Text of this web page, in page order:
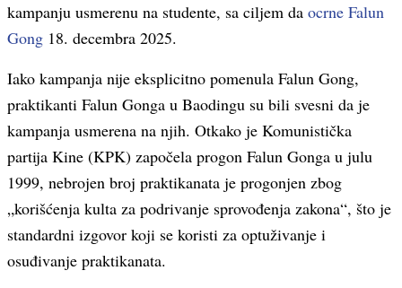
kampanju usmerenu na studente, sa ciljem da ocrne Falun
Gong 18. decembra 2025.
Iako kampanja nije eksplicitno pomenula Falun Gong,
praktikanti Falun Gonga u Baodingu su bili svesni da je
kampanja usmerena na njih. Otkako je Komunistička
partija Kine (KPK) započela progon Falun Gonga u julu
1999, nebrojen broj praktikanata je progonjen zbog
„korišćenja kulta za podrivanje sprovođenja zakona“, što je
standardni izgovor koji se koristi za optuživanje i
osuđivanje praktikanata.